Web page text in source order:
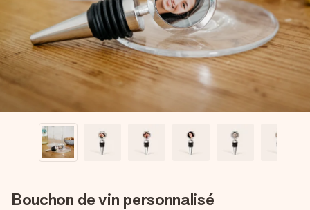
Créez quelque chose d’unique en quelques étapes – avec
son prénom, votre photo ou un message qui touche le cœur.
Sans complications, juste tout l’amour pour le moment idéal.
Bouchon de vin personnalisé